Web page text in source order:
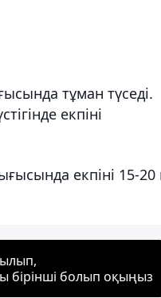
тұман түседі.
екпіні
екпіні 15-
бірінші болып оқыңыз